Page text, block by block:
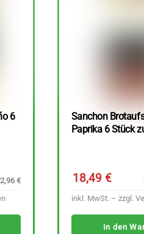
6
€
Sanchon
Paprika 6 Stück
18,49€
inkl. MwSt. – zzgl.
In den